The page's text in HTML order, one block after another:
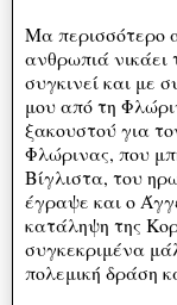
Μα περισσότερο
ανθρωπιά νικάει
συγκινεί και με
μου από τη
ξακουστού για
Φλώρινας, που
Βίγλιστα, του
έγραψε και ο
κατάληψη της
συγκεκριμένα
πολεμική δράση